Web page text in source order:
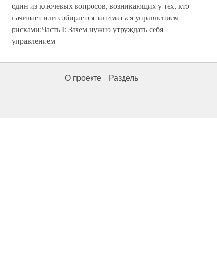
один из ключевых вопросов, возникающих у тех, кто
начинает или собирается заниматься управлением
рисками:Часть I: Зачем нужно утруждать себя
управлением
О проекте Разделы